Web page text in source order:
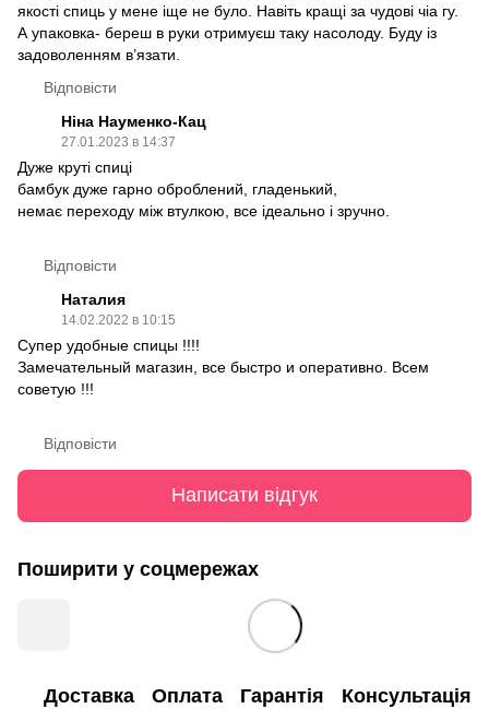
якості спиць у мене іще не було. Навіть кращі за чудові чіа гу.
А упаковка- береш в руки отримуєш таку насолоду. Буду із
задоволенням в’язати.
Відповісти
Ніна Науменко-Кац
27.01.2023 в 14:37
Дуже круті спиці
бамбук дуже гарно оброблений, гладенький,
немає переходу між втулкою, все ідеально і зручно.
Відповісти
Наталия
14.02.2022 в 10:15
Супер удобные спицы !!!!
Замечательный магазин, все быстро и оперативно. Всем
советую !!!
Відповісти
Написати відгук
Поширити у соцмережах
Доставка Оплата Гарантія Консультація